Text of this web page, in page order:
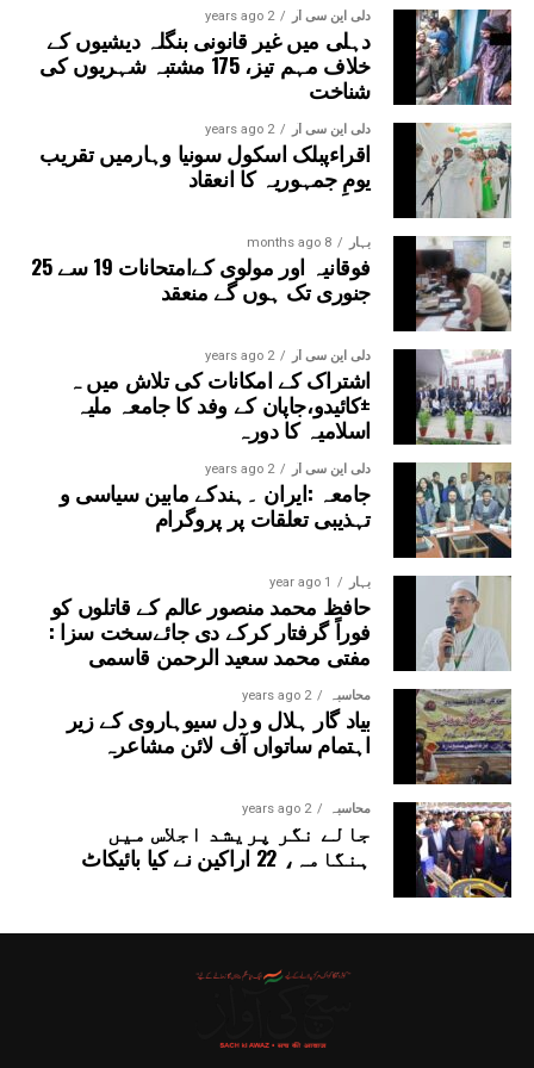
سیکٹر-97، سیکٹر-105، سیکٹر-108، سیکٹر-93، اور پنچشیل
بوائز انٹر کالج شامل ہوں گے۔
دلی این سی آر 2 years ago
دہلی میں غیر قانونی بنگلہ دیشیوں کے
خلاف مہم تیز، 175 مشتبہ شہریوں کی
شناخت
دلی این سی آر 2 years ago
اقراءپبلک اسکول سونیا وہارمیں تقریب
یومِ جمہوریہ کا انعقاد
بہار 8 months ago
فوقانیہ اور مولوی کےامتحانات 19 سے 25
جنوری تک ہوں گے منعقد
دلی این سی آر 2 years ago
اشتراک کے امکانات کی تلاش میں ہ
±کائیدو،جاپان کے وفد کا جامعہ ملیہ
اسلامیہ کا دورہ
دلی این سی آر 2 years ago
جامعہ :ایران ۔ہندکے مابین سیاسی و
تہذیبی تعلقات پر پروگرام
بہار 1 year ago
حافظ محمد منصور عالم کے قاتلوں کو
فوراً گرفتار کرکے دی جائےسخت سزا :
مفتی محمد سعید الرحمن قاسمی
محاسبہ 2 years ago
بیاد گار ہلال و دل سیوہاروی کے زیر
اہتمام ساتواں آف لائن مشاعرہ
محاسبہ 2 years ago
جالے نگر پریشد اجلاس میں
ہنگامہ، 22 اراکین نے کیا بائیکاٹ